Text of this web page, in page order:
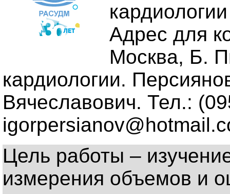
Адрес для
Москва, Б.
кардиологии.
Вячеславович. Тел.:
Цель работы –
измерения объемов и